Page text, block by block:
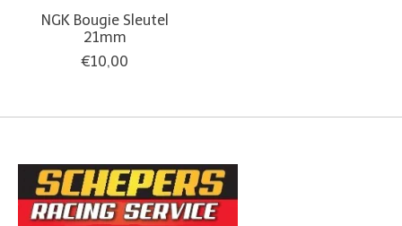
NGK Bougie Sleutel
21mm
€10,00